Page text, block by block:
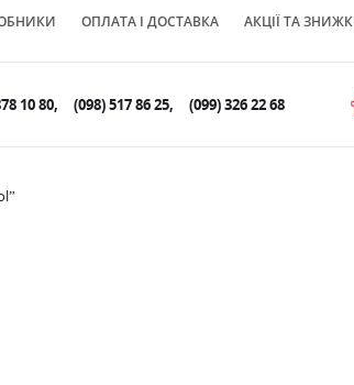
ОПЛАТА І ДОСТАВКА АКЦІЇ ТА
10 80 (098) 517 86 25 (099) 326 22 68